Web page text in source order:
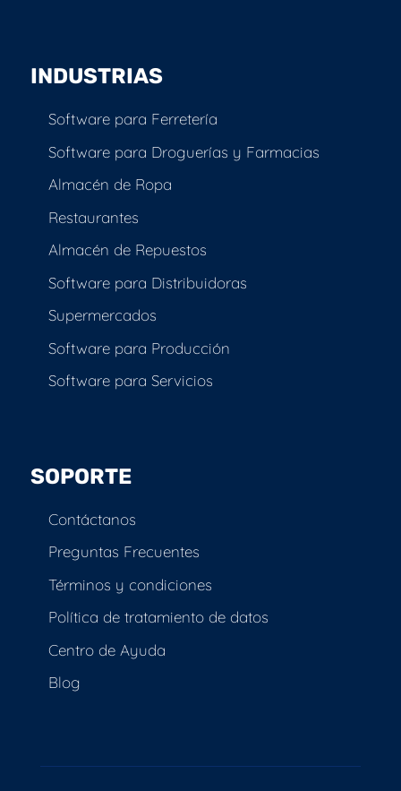
INDUSTRIAS
Software para Ferretería
Software para Droguerías y Farmacias
Almacén de Ropa
Restaurantes
Almacén de Repuestos
Software para Distribuidoras
Supermercados
Software para Producción
Software para Servicios
SOPORTE
Contáctanos
Preguntas Frecuentes
Términos y condiciones
Política de tratamiento de datos
Centro de Ayuda
Blog